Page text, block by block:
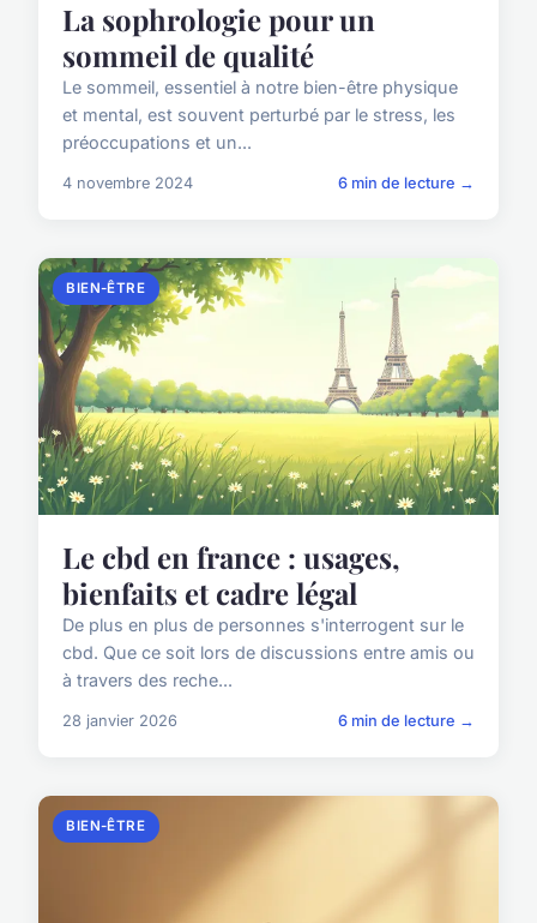
La sophrologie pour un
sommeil de qualité
Le sommeil, essentiel à notre bien-être physique
et mental, est souvent perturbé par le stress, les
préoccupations et un...
4 novembre 2024 6 min de lecture →
BIEN-ÊTRE
Le cbd en france : usages,
bienfaits et cadre légal
De plus en plus de personnes s'interrogent sur le
cbd. Que ce soit lors de discussions entre amis ou
à travers des reche...
28 janvier 2026 6 min de lecture →
BIEN-ÊTRE